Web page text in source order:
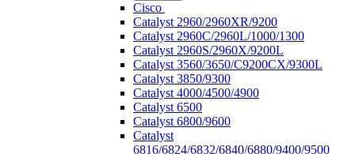
Cisco
Catalyst 2960/2960XR/9200
Catalyst 2960C/2960L/1000/1300
Catalyst 2960S/2960X/9200L
Catalyst 3560/3650/C9200CX/9300L
Catalyst 3850/9300
Catalyst 4000/4500/4900
Catalyst 6500
Catalyst 6800/9600
Catalyst
6816/6824/6832/6840/6880/9400/9500